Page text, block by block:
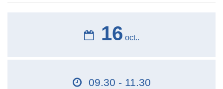
16 oct..
09.30 - 11.30